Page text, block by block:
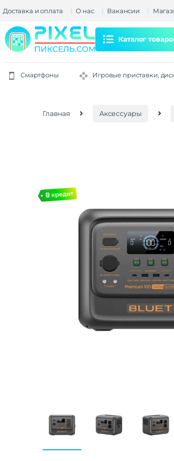
Доставка и оплата О нас Вакансии
Каталог
Смартфоны Игровые приставки,
Главная Аксессуары